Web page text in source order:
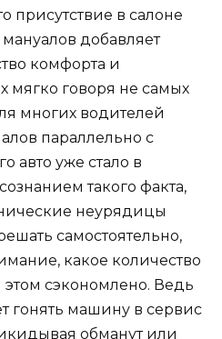
присутствие в салоне
добавляет
комфорта и
мягко говоря не самых
многих водителей
параллельно с
авто уже стало в
такого факта,
неурядицы
самостоятельно,
какое количество
сэкономлено. Ведь
гонять машину в сервис
обманут или